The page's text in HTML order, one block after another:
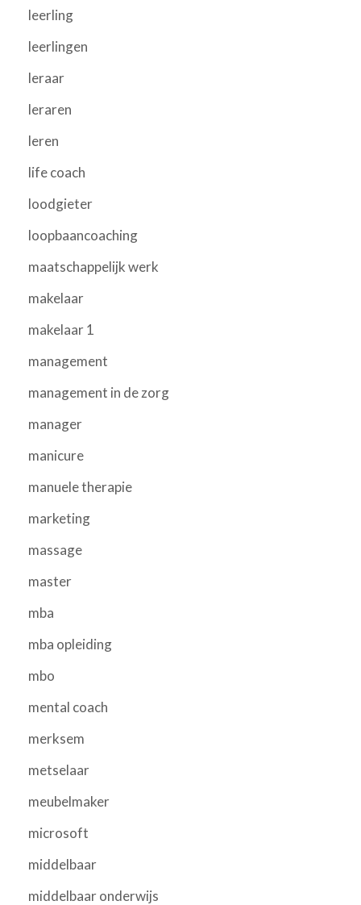
leerling
leerlingen
leraar
leraren
leren
life coach
loodgieter
loopbaancoaching
maatschappelijk werk
makelaar
makelaar 1
management
management in de zorg
manager
manicure
manuele therapie
marketing
massage
master
mba
mba opleiding
mbo
mental coach
merksem
metselaar
meubelmaker
microsoft
middelbaar
middelbaar onderwijs